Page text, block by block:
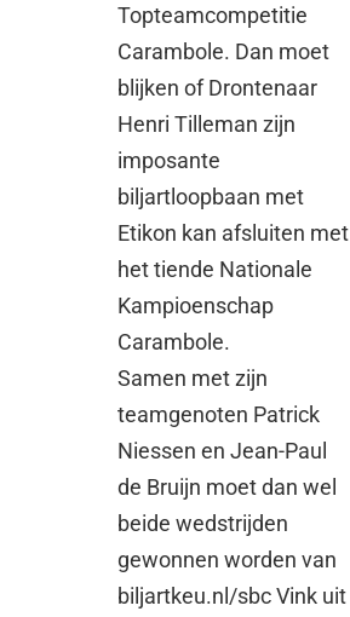
Topteamcompetitie
Carambole. Dan moet
blijken of Drontenaar
Henri Tilleman zijn
imposante
biljartloopbaan met
Etikon kan afsluiten met
het tiende Nationale
Kampioenschap
Carambole.
Samen met zijn
teamgenoten Patrick
Niessen en Jean-Paul
de Bruijn moet dan wel
beide wedstrijden
gewonnen worden van
biljartkeu.nl/sbc Vink uit